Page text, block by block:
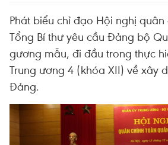
Phát biểu chỉ đạo Hội nghị
Tổng Bí thư yêu cầu Đảng bộ
gương mẫu, đi đầu trong thực
Trung ương 4 (khóa XII) về xây
Đảng.